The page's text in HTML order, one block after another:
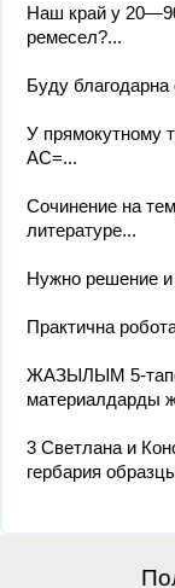
Наш край у
ремесел?...
Буду благодарна
У прямокутному
АС=...
Сочинение на
литературе...
Нужно решение и
Практична
ЖАЗЫЛЫМ 5-
материалдарды
3 Светлана и
гербария